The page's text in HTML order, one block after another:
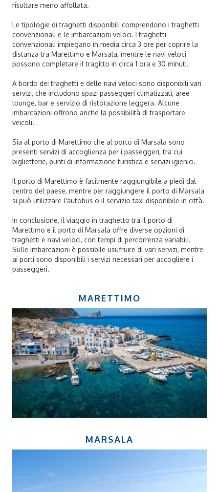
risultare meno affollata.
Le tipologie di traghetti disponibili comprendono i traghetti
convenzionali e le imbarcazioni veloci. I traghetti
convenzionali impiegano in media circa 3 ore per coprire la
distanza tra Marettimo e Marsala, mentre le navi veloci
possono completare il tragitto in circa 1 ora e 30 minuti.
A bordo dei traghetti e delle navi veloci sono disponibili vari
servizi, che includono spazi passeggeri climatizzati, aree
lounge, bar e servizio di ristorazione leggera. Alcune
imbarcazioni offrono anche la possibilità di trasportare
veicoli.
Sia al porto di Marettimo che al porto di Marsala sono
presenti servizi di accoglienza per i passeggeri, tra cui
biglietterie, punti di informazione turistica e servizi igienici.
Il porto di Marettimo è facilmente raggiungibile a piedi dal
centro del paese, mentre per raggiungere il porto di Marsala
si può utilizzare l'autobus o il servizio taxi disponibile in città.
In conclusione, il viaggio in traghetto tra il porto di
Marettimo e il porto di Marsala offre diverse opzioni di
traghetti e navi veloci, con tempi di percorrenza variabili.
Sulle imbarcazioni è possibile usufruire di vari servizi, mentre
ai porti sono disponibili i servizi necessari per accogliere i
passeggeri.
MARETTIMO
MARSALA